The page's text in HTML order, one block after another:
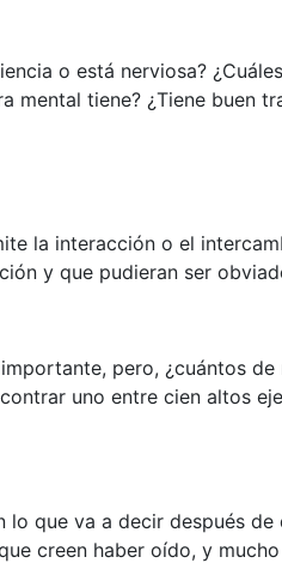
o está nerviosa?
mental tiene? ¿Tiene buen
la interacción o el
y que pudieran ser
pero, ¿cuántos
uno entre cien altos
lo que va a decir después
creen haber oído, y